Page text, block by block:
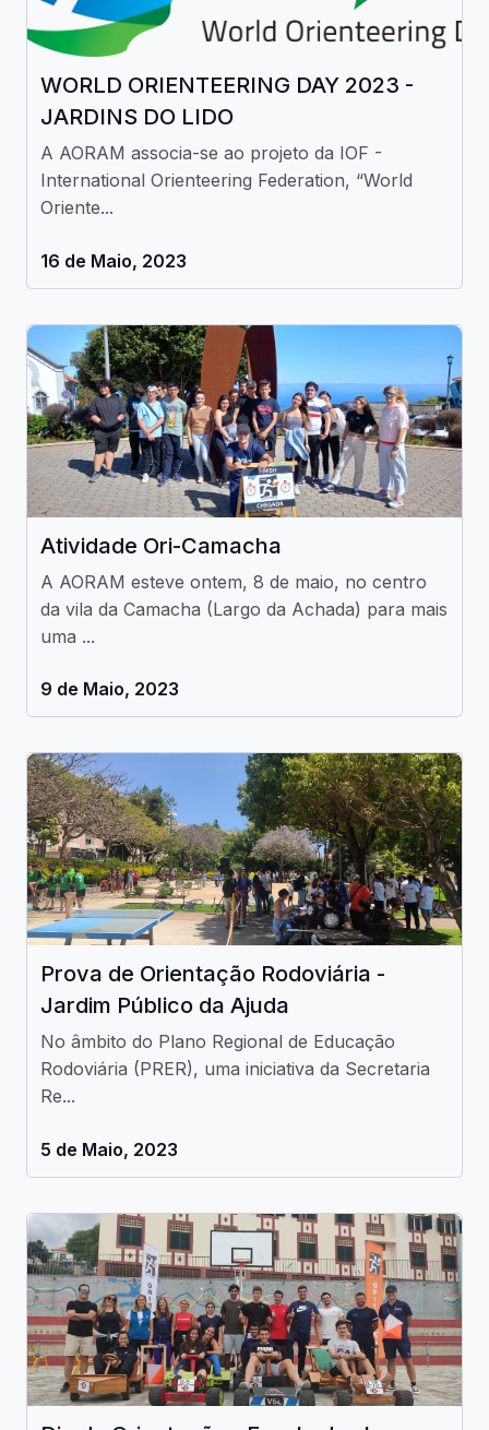
WORLD ORIENTEERING DAY 2023 -
JARDINS DO LIDO
A AORAM associa-se ao projeto da IOF -
International Orienteering Federation, “World
Oriente...
16 de Maio, 2023
Atividade Ori-Camacha
A AORAM esteve ontem, 8 de maio, no centro
da vila da Camacha (Largo da Achada) para mais
uma ...
9 de Maio, 2023
Prova de Orientação Rodoviária -
Jardim Público da Ajuda
No âmbito do Plano Regional de Educação
Rodoviária (PRER), uma iniciativa da Secretaria
Re...
5 de Maio, 2023